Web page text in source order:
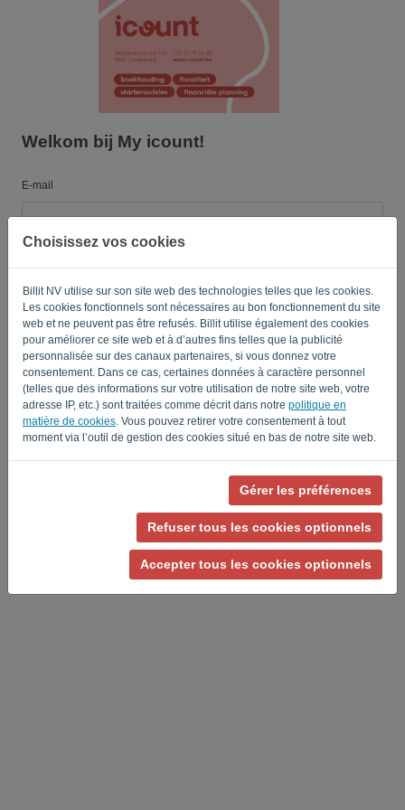
Choisissez vos cookies
Billit NV utilise sur son site web des technologies telles que les cookies.
Les cookies fonctionnels sont nécessaires au bon fonctionnement du site
web et ne peuvent pas être refusés. Billit utilise également des cookies
pour améliorer ce site web et à d’autres fins telles que la publicité
personnalisée sur des canaux partenaires, si vous donnez votre
consentement. Dans ce cas, certaines données à caractère personnel
(telles que des informations sur votre utilisation de notre site web, votre
adresse IP, etc.) sont traitées comme décrit dans notre politique en
matière de cookies . Vous pouvez retirer votre consentement à tout
moment via l’outil de gestion des cookies situé en bas de notre site web.
Gérer les préférences
Refuser tous les cookies optionnels
Accepter tous les cookies optionnels
Welkom bij My icount!
E-mail
Mot de passe
Enregistrer mes identifiants Mot de passe oublié?
CONNEXION
Conditions générales